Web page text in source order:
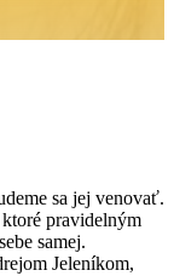
sa jej venovať.
pravidelným
samej.
Jeleníkom,